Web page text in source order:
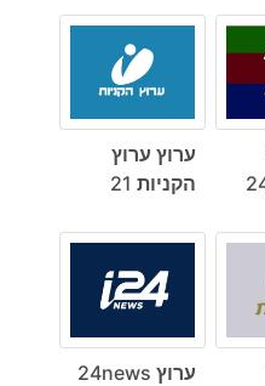
ערוץ ערוץ
הקניות 21
ערוץ 24news